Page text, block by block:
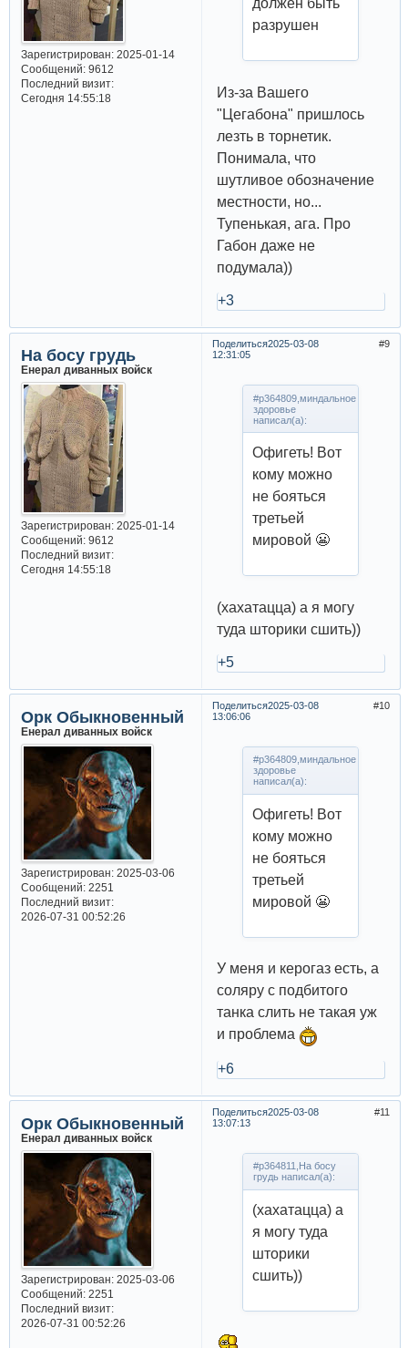
Зарегистрирован: 2025-01-14
Сообщений:9612
Последний визит:
Сегодня 14:55:18
должен быть
разрушен
Из-за Вашего
"Цегабона" пришлось
лезть в торнетик.
Понимала, что
шутливое обозначение
местности, но...
Тупенькая, ага. Про
Габон даже не
подумала))
+3
Поделиться 9
2025-03-08
12:31:05
На босу грудь
Енерал диванных войск
Зарегистрирован: 2025-01-14
Сообщений:9612
Последний визит:
Сегодня 14:55:18
#p364809,миндальное
здоровье
написал(а):
Офигеть! Вот
кому можно
не бояться
третьей
мировой 😬
(хахатацца) а я могу
туда шторики сшить))
+5
Поделиться 10
2025-03-08
13:06:06
Орк Обыкновенный
Енерал диванных войск
Зарегистрирован: 2025-03-06
Сообщений:2251
Последний визит:
2026-07-31 00:52:26
#p364809,миндальное
здоровье
написал(а):
Офигеть! Вот
кому можно
не бояться
третьей
мировой 😬
У меня и керогаз есть, а
соляру с подбитого
танка слить не такая уж
и проблема
+6
Поделиться 11
2025-03-08
13:07:13
Орк Обыкновенный
Енерал диванных войск
Зарегистрирован: 2025-03-06
Сообщений:2251
Последний визит:
2026-07-31 00:52:26
#p364811,На босу
грудь написал(а):
(хахатацца) а
я могу туда
шторики
сшить))